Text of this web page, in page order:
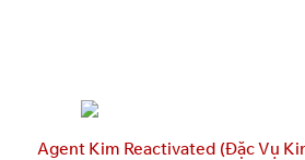
Agent Kim Reactivated (Đặc Vụ